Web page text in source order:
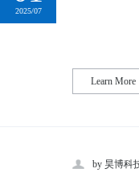
2025/07
Learn More
by 昊博科